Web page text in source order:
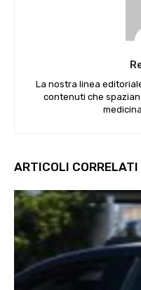
La nostra linea
contenuti che
ARTICOLI CORRELATI